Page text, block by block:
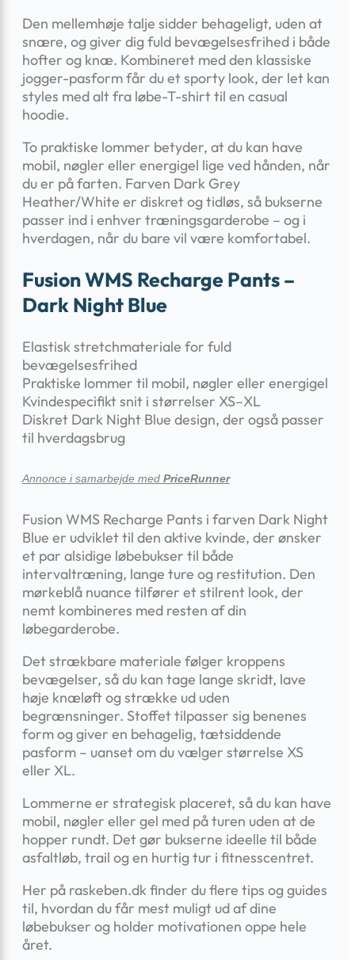
Den mellemhøje talje sidder behageligt, uden at
snære, og giver dig fuld bevægelsesfrihed i både
hofter og knæ. Kombineret med den klassiske
jogger-pasform får du et sporty look, der let kan
styles med alt fra løbe-T-shirt til en casual
hoodie.
To praktiske lommer betyder, at du kan have
mobil, nøgler eller energigel lige ved hånden, når
du er på farten. Farven Dark Grey
Heather/White er diskret og tidløs, så bukserne
passer ind i enhver træningsgarderobe – og i
hverdagen, når du bare vil være komfortabel.
Fusion WMS Recharge Pants –
Dark Night Blue
Elastisk stretchmateriale for fuld
bevægelsesfrihed
Praktiske lommer til mobil, nøgler eller energigel
Kvinde­specifikt snit i størrelser XS–XL
Diskret Dark Night Blue design, der også passer
til hverdagsbrug
Annonce i samarbejde med PriceRunner
Fusion WMS Recharge Pants i farven Dark Night
Blue er udviklet til den aktive kvinde, der ønsker
et par alsidige løbebukser til både
intervaltræning, lange ture og restitution. Den
mørkeblå nuance tilfører et stilrent look, der
nemt kombineres med resten af din
løbegarderobe.
Det strækbare materiale følger kroppens
bevægelser, så du kan tage lange skridt, lave
høje knæløft og strække ud uden
begrænsninger. Stoffet tilpasser sig benenes
form og giver en behagelig, tætsiddende
pasform – uanset om du vælger størrelse XS
eller XL.
Lommerne er strategisk placeret, så du kan have
mobil, nøgler eller gel med på turen uden at de
hopper rundt. Det gør bukserne ideelle til både
asfaltløb, trail og en hurtig tur i fitnesscentret.
Her på raskeben.dk finder du flere tips og guides
til, hvordan du får mest muligt ud af dine
løbebukser og holder motivationen oppe hele
året.